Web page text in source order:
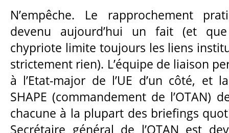
N’empêche. Le rapprochement
devenu aujourd’hui un fait (et
chypriote limite toujours les liens
strictement rien). L’équipe de liaison
à l’Etat-major de l’UE d’un côté, et
SHAPE (commandement de l’OTAN)
chacune à la plupart des briefings
Secrétaire général de l’OTAN est